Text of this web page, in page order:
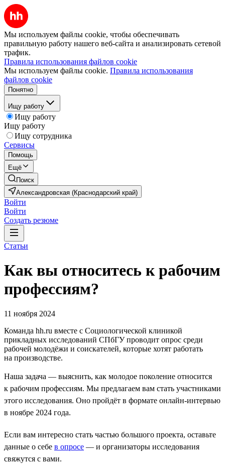
Мы используем файлы cookie, чтобы обеспечивать
правильную работу нашего веб-сайта и анализировать сетевой
трафик.
Правила использования файлов cookie
Мы используем файлы cookie. Правила использования
файлов cookie
Понятно
Ищу работу
Ищу работу
Ищу работу
Ищу сотрудника
Сервисы
Помощь
Ещё
Поиск
Александровская (Краснодарский край)
Войти
Войти
Создать резюме
Статьи
Как вы относитесь к рабочим
профессиям?
11 ноября 2024
Команда hh.ru вместе с Социологической клиникой
прикладных исследований СПбГУ проводит опрос среди
рабочей молодёжи и соискателей, которые хотят работать
на производстве.
Наша задача — выяснить, как молодое поколение относится
к рабочим профессиям. Мы предлагаем вам стать участниками
этого исследования. Оно пройдёт в формате онлайн-интервью
в ноябре 2024 года.
Если вам интересно стать частью большого проекта, оставьте
данные о себе в опросе — и организаторы исследования
свяжутся с вами.